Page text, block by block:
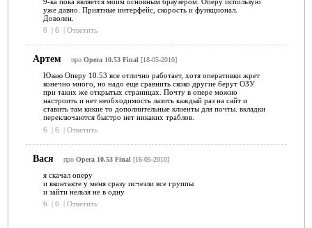
уже давно. Приятные интерфейс, скорость и функционал.
Доволен.
6
| 6 | Ответить
Артем про Opera 10.53 Final [18-05-2010]
Юзаю Оперу 10.53 все отлично работает, хотя оперативки жрет
конечно много, но надо еще сравнить скоко другие берут ОЗУ
при таких же открытых страницах. Почту в опере можно
настроить и нет необходимость лазить каждый раз на сайт и
ставить там кикие то дополнительные клиенты для почты. вкладки
переключаются быстро нет никаких траблов.
6
| 6 | Ответить
Вася про Opera 10.53 Final [16-05-2010]
я скачал оперу
и вконтакте у меня сразу исчезли все группы
и зайти нельзя не в одну
6
| 6 | Ответить